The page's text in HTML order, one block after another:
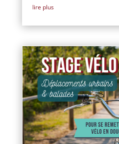
lire plus